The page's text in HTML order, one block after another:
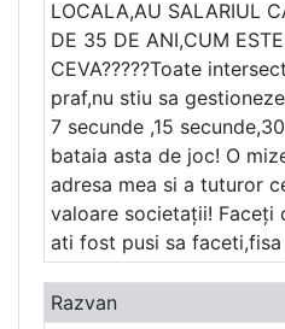
LOCALA,AU SALARIUL
DE 35 DE ANI,CUM
CEVA?????Toate
praf,nu stiu sa
7 secunde ,15
bataia asta de joc! O
adresa mea si a tuturor
valoare societații! Faceți
ati fost pusi sa
Razvan